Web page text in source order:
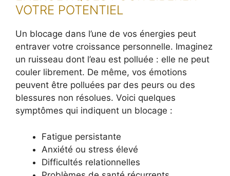
VOTRE POTENTIEL
Un blocage dans l’une de vos énergies peut
entraver votre croissance personnelle. Imaginez
un ruisseau dont l’eau est polluée : elle ne peut
couler librement. De même, vos émotions
peuvent être polluées par des peurs ou des
blessures non résolues. Voici quelques
symptômes qui indiquent un blocage :
Fatigue persistante
Anxiété ou stress élevé
Difficultés relationnelles